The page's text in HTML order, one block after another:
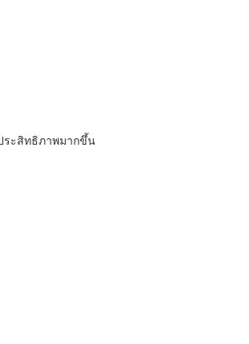
ระสิทธิภาพมากขึ้น